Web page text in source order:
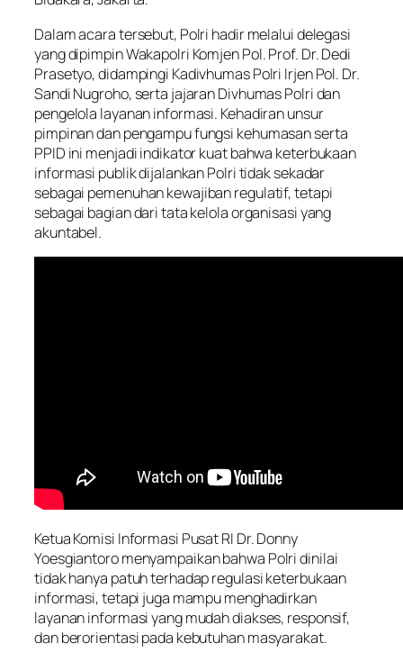
Dalam acara tersebut, Polri hadir melalui delegasi
yang dipimpin Wakapolri Komjen Pol. Prof. Dr. Dedi
Prasetyo, didampingi Kadivhumas Polri Irjen Pol. Dr.
Sandi Nugroho, serta jajaran Divhumas Polri dan
pengelola layanan informasi. Kehadiran unsur
pimpinan dan pengampu fungsi kehumasan serta
PPID ini menjadi indikator kuat bahwa keterbukaan
informasi publik dijalankan Polri tidak sekadar
sebagai pemenuhan kewajiban regulatif, tetapi
sebagai bagian dari tata kelola organisasi yang
akuntabel.
Ketua Komisi Informasi Pusat RI Dr. Donny
Yoesgiantoro menyampaikan bahwa Polri dinilai
tidak hanya patuh terhadap regulasi keterbukaan
informasi, tetapi juga mampu menghadirkan
layanan informasi yang mudah diakses, responsif,
dan berorientasi pada kebutuhan masyarakat.